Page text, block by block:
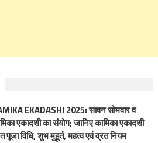
EKADASHI 2025: सावन सोमवार व
एकादशी का संयोग; जानिए कामिका एकादशी
पूजा विधि, शुभ मुहूर्त, महत्‍व एवं व्रत नियम